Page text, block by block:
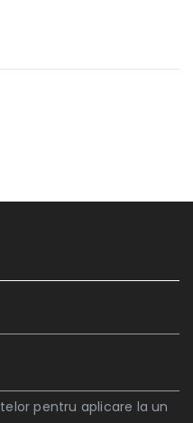
pentru aplicare la un